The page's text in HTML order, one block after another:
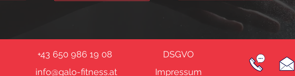
+43 650 986 19 08
info@galo-fitness.at
DSGVO
Impressum